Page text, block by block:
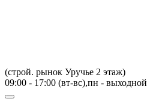
(строй. рынок Уручье 2 этаж)
09:00 - 17:00 (вт-вс),пн - выходной